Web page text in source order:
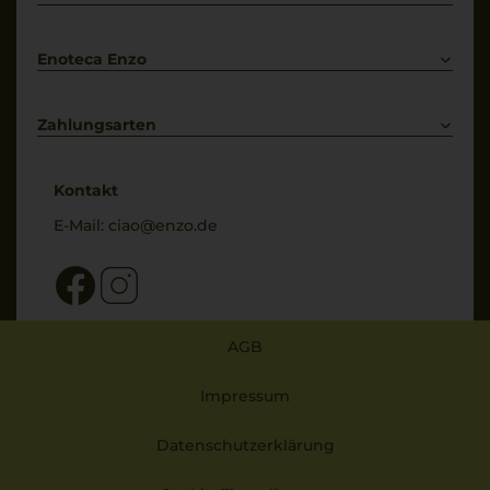
Enoteca Enzo
Bewertungs-Richtlinien
Zahlungsarten
Kontakt
E-Mail: ciao@enzo.de
AGB
Impressum
Datenschutzerklärung